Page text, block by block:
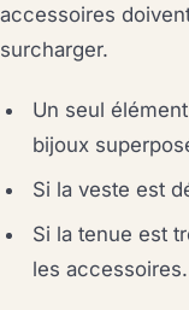
accessoires
surcharger.
Un seul
bijoux
Si la veste est
Si la tenue est
les accessoires.